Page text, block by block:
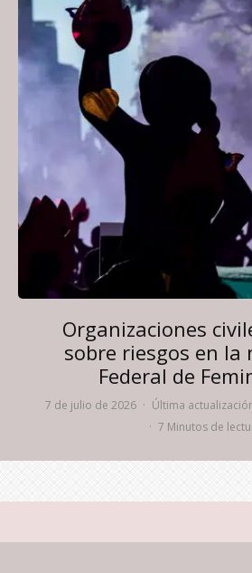
Organizaciones
sobre riesgos en la
Federal de
7 de julio de 2026 · Última
· 7 Minutos de